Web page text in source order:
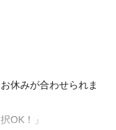
/ ジュニアスタイリス
イリスト
になったことで自分
ていると思います！
で美容師をやってい
休みが合わせられま
OK！」